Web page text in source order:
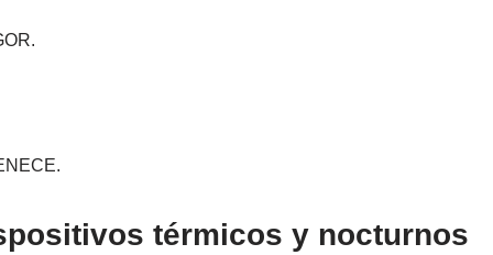
térmicos y nocturnos